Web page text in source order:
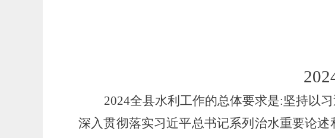
2024全县水利工作的总体要求是:坚持以
深入贯彻落实习近平总书记系列治水重要论